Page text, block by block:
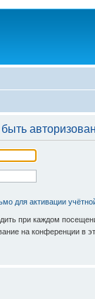
для активации
при каждом
на конференции в